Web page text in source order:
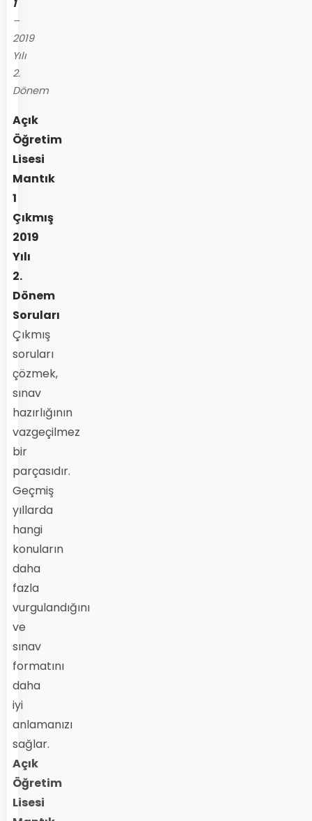
1
–
2019
Yılı
2.
Dönem
Açık
Öğretim
Lisesi
Mantık
1
Çıkmış
2019
Yılı
2.
Dönem
Soruları
Çıkmış
soruları
çözmek,
sınav
hazırlığının
vazgeçilmez
bir
parçasıdır.
Geçmiş
yıllarda
hangi
konuların
daha
fazla
vurgulandığını
ve
sınav
formatını
daha
iyi
anlamanızı
sağlar.
Açık
Öğretim
Lisesi